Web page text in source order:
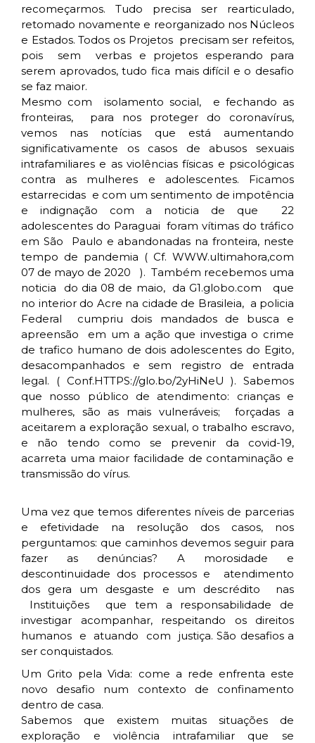
recomeçarmos. Tudo precisa ser rearticulado,
retomado novamente e reorganizado nos Núcleos
e Estados. Todos os Projetos precisam ser refeitos,
pois sem verbas e projetos esperando para
serem aprovados, tudo fica mais difícil e o desafio
se faz maior.
Mesmo com isolamento social, e fechando as
fronteiras, para nos proteger do coronavírus,
vemos nas notícias que está aumentando
significativamente os casos de abusos sexuais
intrafamiliares e as violências físicas e psicológicas
contra as mulheres e adolescentes. Ficamos
estarrecidas e com um sentimento de impotência
e indignação com a noticia de que 22
adolescentes do Paraguai foram vítimas do tráfico
em São Paulo e abandonadas na fronteira, neste
tempo de pandemia ( Cf. WWW.ultimahora,com
07 de mayo de 2020 ). Também recebemos uma
noticia do dia 08 de maio, da G1.globo.com que
no interior do Acre na cidade de Brasileia, a policia
Federal cumpriu dois mandados de busca e
apreensão em um a ação que investiga o crime
de trafico humano de dois adolescentes do Egito,
desacompanhados e sem registro de entrada
legal. ( Conf.HTTPS://glo.bo/2yHiNeU ). Sabemos
que nosso público de atendimento: crianças e
mulheres, são as mais vulneráveis; forçadas a
aceitarem a exploração sexual, o trabalho escravo,
e não tendo como se prevenir da covid-19,
acarreta uma maior facilidade de contaminação e
transmissão do vírus.
Uma vez que temos diferentes níveis de parcerias
e efetividade na resolução dos casos, nos
perguntamos: que caminhos devemos seguir para
fazer as denúncias? A morosidade e
descontinuidade dos processos e atendimento
dos gera um desgaste e um descrédito nas
Instituições que tem a responsabilidade de
investigar acompanhar, respeitando os direitos
humanos e atuando com justiça. São desafios a
ser conquistados.
Um Grito pela Vida: come a rede enfrenta este
novo desafio num contexto de confinamento
dentro de casa.
Sabemos que existem muitas situações de
exploração e violência intrafamiliar que se